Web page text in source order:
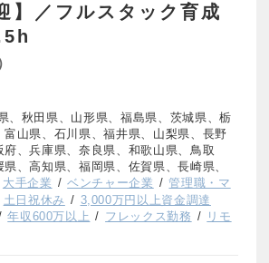
】／フルスタック育成
、秋田県、山形県、福島県、茨城県、栃
山県、石川県、福井県、山梨県、長野
、兵庫県、奈良県、和歌山県、鳥取
、高知県、福岡県、佐賀県、長崎県、
大手企業 ベンチャー企業
管理職・マ
土日祝休み
3,000万円以上資金調達
年収600万以上 フレックス勤務
リモ